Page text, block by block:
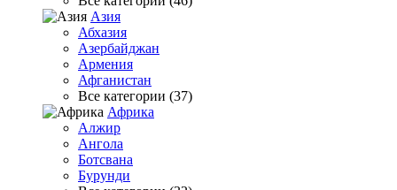
Азия
Абхазия
Азербайджан
Армения
Афганистан
Все категории (37)
Африка
Алжир
Ангола
Ботсвана
Бурунди